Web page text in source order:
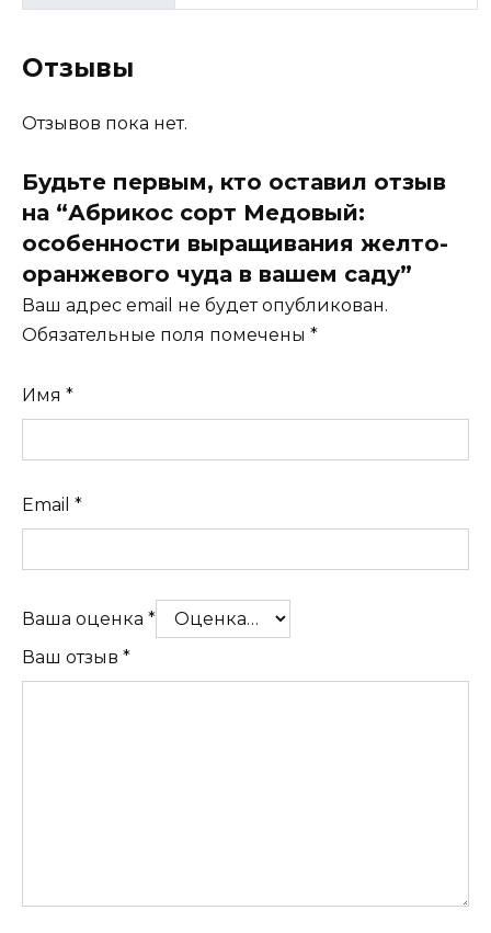
Отзывы
Отзывов пока нет.
Будьте первым, кто оставил отзыв
на “Абрикос сорт Медовый:
особенности выращивания желто-
оранжевого чуда в вашем саду”
Ваш адрес email не будет опубликован.
Обязательные поля помечены *
Имя *
Email *
Ваша оценка *
Ваш отзыв *